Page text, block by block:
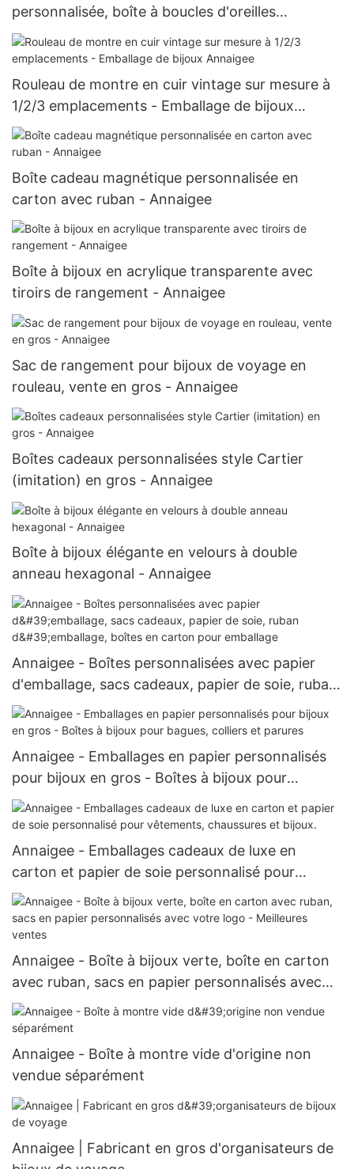
personnalisée, boîte à boucles d'oreilles
personnalisée - Annaigee
Rouleau de montre en cuir vintage sur mesure à
1/2/3 emplacements - Emballage de bijoux
Annaigee
Boîte cadeau magnétique personnalisée en
carton avec ruban - Annaigee
Boîte à bijoux en acrylique transparente avec
tiroirs de rangement - Annaigee
Sac de rangement pour bijoux de voyage en
rouleau, vente en gros - Annaigee
Boîtes cadeaux personnalisées style Cartier
(imitation) en gros - Annaigee
Boîte à bijoux élégante en velours à double
anneau hexagonal - Annaigee
Annaigee - Boîtes personnalisées avec papier
d'emballage, sacs cadeaux, papier de soie, ruban
d'emballage, boîtes en carton pour emballage
Annaigee - Emballages en papier personnalisés
pour bijoux en gros - Boîtes à bijoux pour
bagues, colliers et parures
Annaigee - Emballages cadeaux de luxe en
carton et papier de soie personnalisé pour
vêtements, chaussures et bijoux.
Annaigee - Boîte à bijoux verte, boîte en carton
avec ruban, sacs en papier personnalisés avec
votre logo - Meilleures ventes
Annaigee - Boîte à montre vide d'origine non
vendue séparément
Annaigee | Fabricant en gros d'organisateurs de